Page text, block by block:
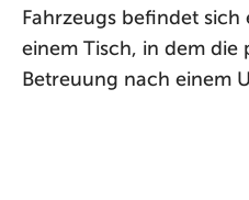
Fahrzeugs befindet
einem Tisch, in dem die
Betreuung nach einem